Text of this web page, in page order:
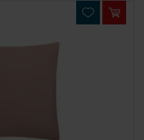
In